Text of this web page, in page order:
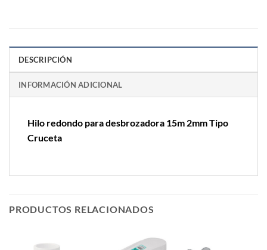
DESCRIPCIÓN
INFORMACIÓN ADICIONAL
Hilo redondo para desbrozadora 15m 2mm Tipo
Cruceta
PRODUCTOS RELACIONADOS